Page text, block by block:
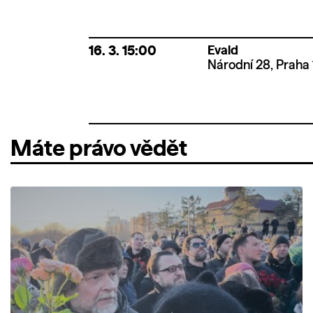
16. 3. 15:00
Evald
Národní 28, Praha
Máte právo vědět